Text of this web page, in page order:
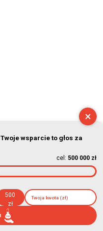
×
wsparcie to głos za
cel: 500 000 zł
500
zł